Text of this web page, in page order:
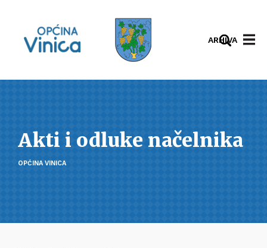
ARHIVA
Akti i odluke načelnika
OPĆINA VINICA